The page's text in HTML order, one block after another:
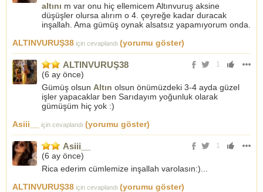
altını m var onu hiç ellemicem Altınvuruş aksine
düşüşler olursa alırım o 4. çeyreğe kadar duracak
inşallah. Ama gümüş oynak alsatsız yapamıyorum onda.
ALTINVURUŞ38 için cevaplandı (yorumu göster)
1
ALTINVURUŞ38
(6 ay önce)
Gümüş olsun Altın olsun önümüzdeki 3-4 ayda güzel
işler yapacaklar ben Sarıdayım yoğunluk olarak
gümüşüm hiç yok :)
Asiii__
için cevaplandı (yorumu göster)
1
Asiii__
(6 ay önce)
Rica ederim cümlemize inşallah varolasın:)...
ALTINVURUŞ38 için cevaplandı (yorumu göster)